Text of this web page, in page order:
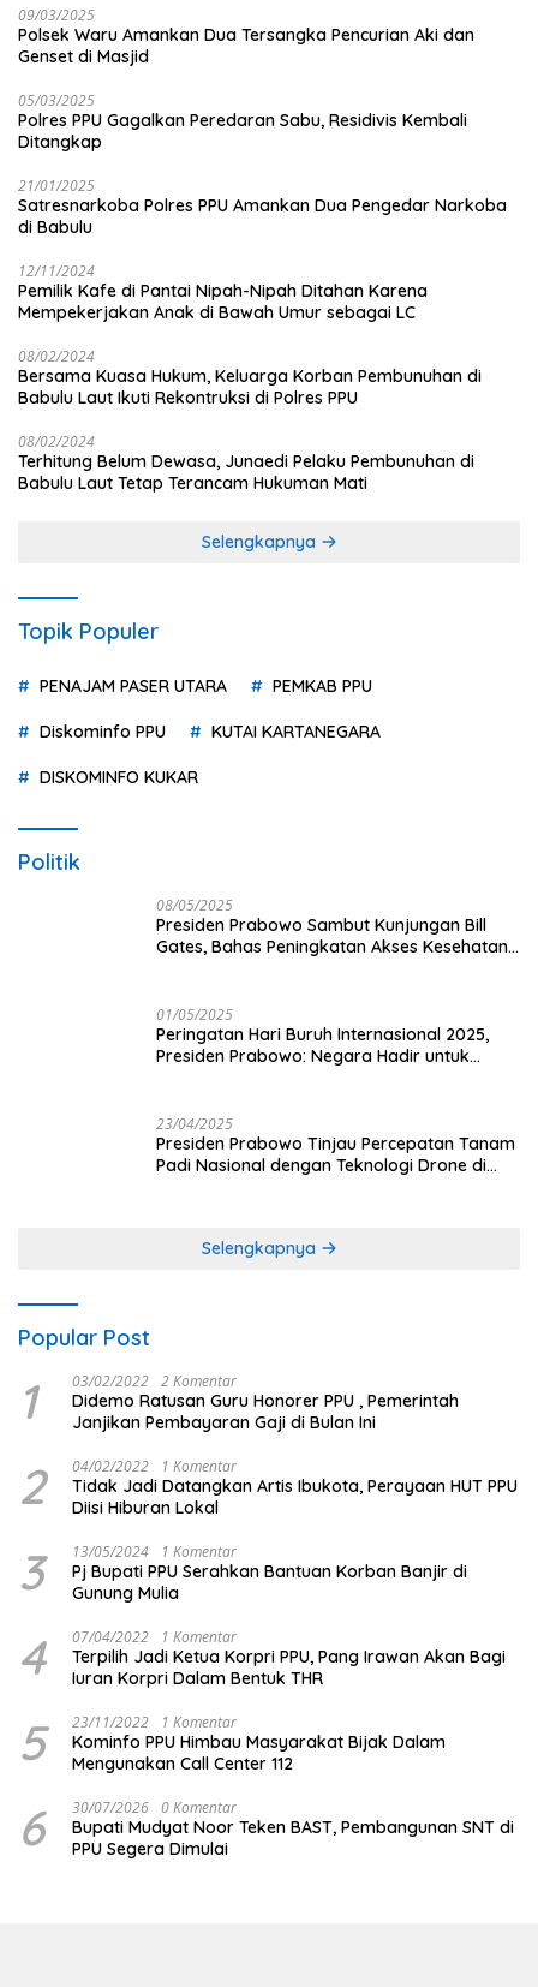
09/03/2025
Polsek Waru Amankan Dua Tersangka Pencurian Aki dan
Genset di Masjid
05/03/2025
Polres PPU Gagalkan Peredaran Sabu, Residivis Kembali
Ditangkap
21/01/2025
Satresnarkoba Polres PPU Amankan Dua Pengedar Narkoba
di Babulu
12/11/2024
Pemilik Kafe di Pantai Nipah-Nipah Ditahan Karena
Mempekerjakan Anak di Bawah Umur sebagai LC
08/02/2024
Bersama Kuasa Hukum, Keluarga Korban Pembunuhan di
Babulu Laut Ikuti Rekontruksi di Polres PPU
08/02/2024
Terhitung Belum Dewasa, Junaedi Pelaku Pembunuhan di
Babulu Laut Tetap Terancam Hukuman Mati
Selengkapnya
Topik Populer
PENAJAM PASER UTARA PEMKAB PPU
Diskominfo PPU KUTAI KARTANEGARA
DISKOMINFO KUKAR
Politik
08/05/2025
Presiden Prabowo Sambut Kunjungan Bill
Gates, Bahas Peningkatan Akses Kesehatan
01/05/2025
Peringatan Hari Buruh Internasional 2025,
Presiden Prabowo: Negara Hadir untuk
23/04/2025
Presiden Prabowo Tinjau Percepatan Tanam
Padi Nasional dengan Teknologi Drone di
Selengkapnya
Popular Post
1 03/02/2022 2 Komentar
Didemo Ratusan Guru Honorer PPU , Pemerintah
Janjikan Pembayaran Gaji di Bulan Ini
2 04/02/2022 1 Komentar
Tidak Jadi Datangkan Artis Ibukota, Perayaan HUT PPU
Diisi Hiburan Lokal
3 13/05/2024 1 Komentar
Pj Bupati PPU Serahkan Bantuan Korban Banjir di
Gunung Mulia
4 07/04/2022 1 Komentar
Terpilih Jadi Ketua Korpri PPU, Pang Irawan Akan Bagi
Iuran Korpri Dalam Bentuk THR
5 23/11/2022 1 Komentar
Kominfo PPU Himbau Masyarakat Bijak Dalam
Mengunakan Call Center 112
6 30/07/2026 0 Komentar
Bupati Mudyat Noor Teken BAST, Pembangunan SNT di
PPU Segera Dimulai